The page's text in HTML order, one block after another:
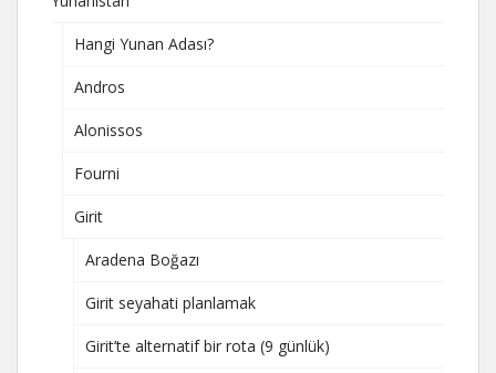
Hangi Yunan Adası?
Andros
Alonissos
Fourni
Girit
Aradena Boğazı
Girit seyahati planlamak
Girit’te alternatif bir rota (9 günlük)